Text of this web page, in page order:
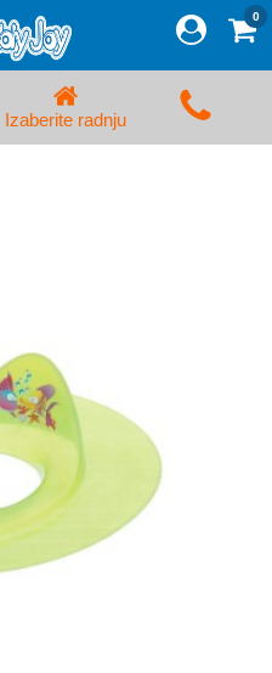
Prijava/Registracija
0
Izaberite radnju